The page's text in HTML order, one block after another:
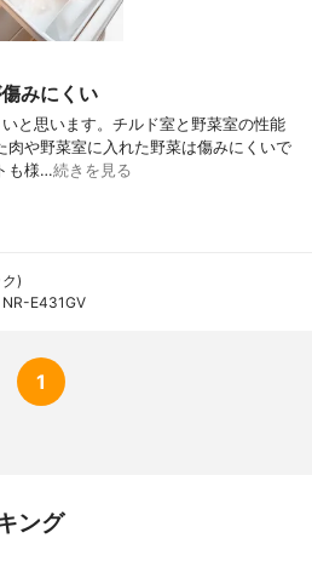
みにくい
と思います。チルド室と野菜室の性能
肉や野菜室に入れた野菜は傷みにくいで
も様…続きを見る
)
NR-E431GV
1
ング